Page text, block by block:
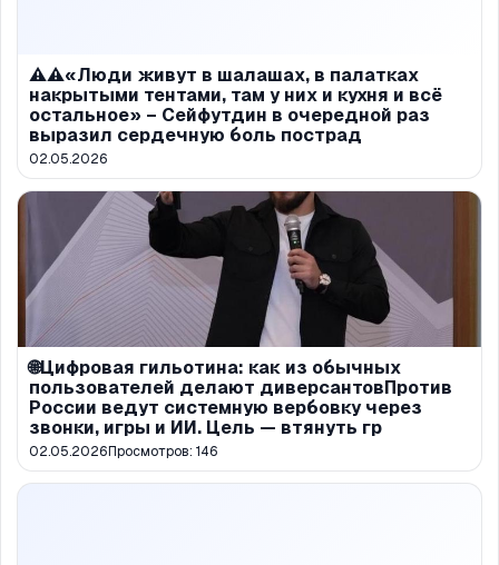
⚠️⚠️«Люди живут в шалашах, в палатках
накрытыми тентами, там у них и кухня и всё
остальное» – Сейфутдин в очередной раз
выразил сердечную боль пострад
02.05.2026
🌐Цифровая гильотина: как из обычных
пользователей делают диверсантовПротив
России ведут системную вербовку через
звонки, игры и ИИ. Цель — втянуть гр
02.05.2026Просмотров: 146